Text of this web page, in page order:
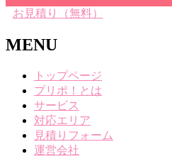
お見積り（無料）
MENU
トップページ
プリポ！とは
サービス
対応エリア
見積りフォーム
運営会社